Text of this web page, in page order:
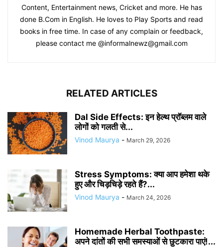
Content, Entertainment news, Cricket and more. He has
done B.Com in English. He loves to Play Sports and read
books in free time. In case of any complain or feedback,
please contact me @informalnewz@gmail.com
RELATED ARTICLES
Dal Side Effects: इन हेल्थ प्रॉब्लम वाले
लोगों को गलती से...
Vinod Maurya - March 29, 2026
Stress Symptoms: क्या आप हमेशा थके
हुए और चिड़चिड़े रहते हैं?...
Vinod Maurya - March 24, 2026
Homemade Herbal Toothpaste:
अपने दांतों की सभी समस्याओं से छुटकारा पाएं!...